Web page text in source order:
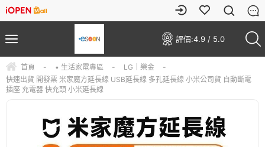
評價:4.9 / 5.0
首頁 - • 生活家電專區 - LG｜樂金
-
快速出貨 開發票 米家魔方延長線 USB延長線 多孔延長線 小米公司貨 自動斷電
插座 充電器 快充頭 小米延長線